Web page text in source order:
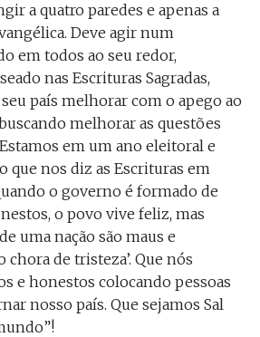
a quatro paredes e apenas a
Deve agir num
em todos ao seu redor,
nas Escrituras Sagradas,
país melhorar com o apego ao
melhorar as questões
em um ano eleitoral e
que nos diz as Escrituras em
o governo é formado de
o povo vive feliz, mas
uma nação são maus e
chora de tristeza’. Que nós
e honestos colocando pessoas
nosso país. Que sejamos Sal